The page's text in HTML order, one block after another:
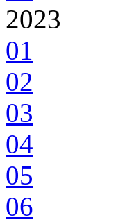
2023
01
02
03
04
05
06